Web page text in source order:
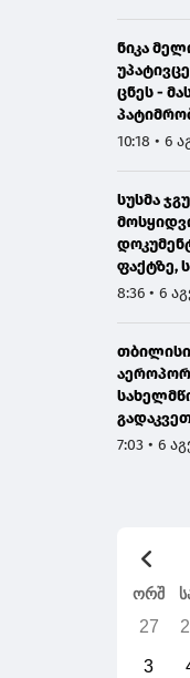
ნიკა
ცნეს -
10:18 • 6
სუსმა
ფაქტზე,
დააკავა
8:36 • 6
7:03 • 6
ორშ
27
3